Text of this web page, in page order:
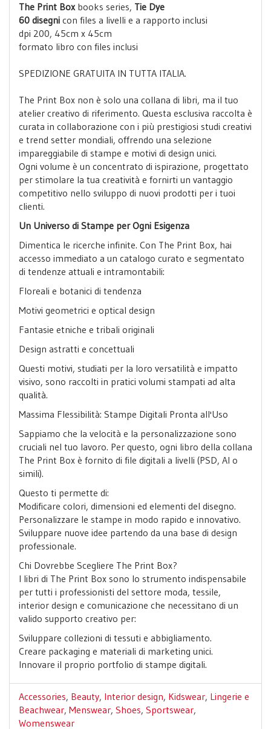
The Print Boxbooks series, Tie Dye
60 disegni con files a livelli e a rapporto inclusi
dpi 200, 45cm x 45cm
formato libro con files inclusi
SPEDIZIONE GRATUITA IN TUTTA ITALIA.
The Print Box non è solo una collana di libri, ma il tuo
atelier creativo di riferimento. Questa esclusiva raccolta è
curata in collaborazione con i più prestigiosi studi creativi
e trend setter mondiali, offrendo una selezione
impareggiabile di stampe e motivi di design unici.
Ogni volume è un concentrato di ispirazione, progettato
per stimolare la tua creatività e fornirti un vantaggio
competitivo nello sviluppo di nuovi prodotti per i tuoi
clienti.
Un Universo di Stampe per Ogni Esigenza
Dimentica le ricerche infinite. Con The Print Box, hai
accesso immediato a un catalogo curato e segmentato
di tendenze attuali e intramontabili:
Floreali e botanici di tendenza
Motivi geometrici e optical design
Fantasie etniche e tribali originali
Design astratti e concettuali
Questi motivi, studiati per la loro versatilità e impatto
visivo, sono raccolti in pratici volumi stampati ad alta
qualità.
Massima Flessibilità: Stampe Digitali Pronta all'Uso
Sappiamo che la velocità e la personalizzazione sono
cruciali nel tuo lavoro. Per questo, ogni libro della collana
The Print Box è fornito di file digitali a livelli (PSD, AI o
simili).
Questo ti permette di:
Modificare colori, dimensioni ed elementi del disegno.
Personalizzare le stampe in modo rapido e innovativo.
Sviluppare nuove idee partendo da una base di design
professionale.
Chi Dovrebbe Scegliere The Print Box?
I libri di The Print Box sono lo strumento indispensabile
per tutti i professionisti del settore moda, tessile,
interior design e comunicazione che necessitano di un
valido supporto creativo per:
Sviluppare collezioni di tessuti e abbigliamento.
Creare packaging e materiali di marketing unici.
Innovare il proprio portfolio di stampe digitali.
Accessories, Beauty, Interior design, Kidswear, Lingerie e
Beachwear, Menswear, Shoes, Sportswear,
Womenswear